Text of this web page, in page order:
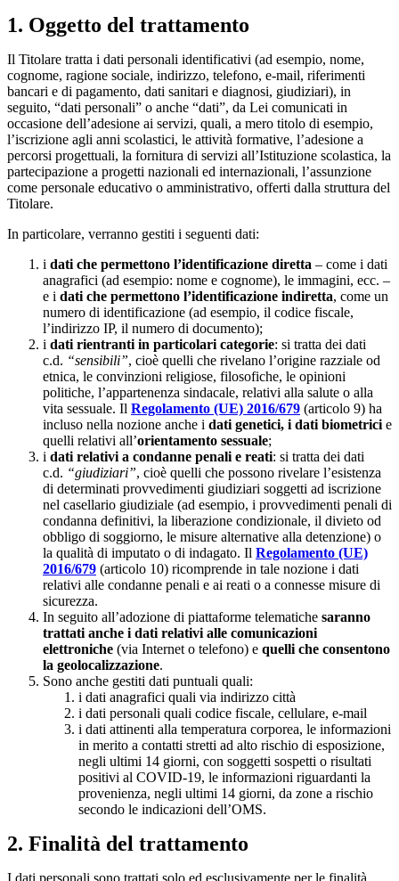
1. Oggetto del trattamento
Il Titolare tratta i dati personali identificativi (ad esempio, nome,
cognome, ragione sociale, indirizzo, telefono, e-mail, riferimenti
bancari e di pagamento, dati sanitari e diagnosi, giudiziari), in
seguito, “dati personali” o anche “dati”, da Lei comunicati in
occasione dell’adesione ai servizi, quali, a mero titolo di esempio,
l’iscrizione agli anni scolastici, le attività formative, l’adesione a
percorsi progettuali, la fornitura di servizi all’Istituzione scolastica, la
partecipazione a progetti nazionali ed internazionali, l’assunzione
come personale educativo o amministrativo, offerti dalla struttura del
Titolare.
In particolare, verranno gestiti i seguenti dati:
i dati che permettono l’identificazione diretta – come i dati
anagrafici (ad esempio: nome e cognome), le immagini, ecc. –
e i dati che permettono l’identificazione indiretta, come un
numero di identificazione (ad esempio, il codice fiscale,
l’indirizzo IP, il numero di documento);
i dati rientranti in particolari categorie: si tratta dei dati
c.d. “sensibili”, cioè quelli che rivelano l’origine razziale od
etnica, le convinzioni religiose, filosofiche, le opinioni
politiche, l’appartenenza sindacale, relativi alla salute o alla
vita sessuale. Il Regolamento (UE) 2016/679 (articolo 9) ha
incluso nella nozione anche i dati genetici, i dati biometrici e
quelli relativi all’orientamento sessuale;
i dati relativi a condanne penali e reati: si tratta dei dati
c.d. “giudiziari”, cioè quelli che possono rivelare l’esistenza
di determinati provvedimenti giudiziari soggetti ad iscrizione
nel casellario giudiziale (ad esempio, i provvedimenti penali di
condanna definitivi, la liberazione condizionale, il divieto od
obbligo di soggiorno, le misure alternative alla detenzione) o
la qualità di imputato o di indagato. Il Regolamento (UE)
2016/679 (articolo 10) ricomprende in tale nozione i dati
relativi alle condanne penali e ai reati o a connesse misure di
sicurezza.
In seguito all’adozione di piattaforme telematiche saranno
trattati anche i dati relativi alle comunicazioni
elettroniche (via Internet o telefono) e quelli che consentono
la geolocalizzazione.
Sono anche gestiti dati puntuali quali:
i dati anagrafici quali via indirizzo città
i dati personali quali codice fiscale, cellulare, e-mail
i dati attinenti alla temperatura corporea, le informazioni
in merito a contatti stretti ad alto rischio di esposizione,
negli ultimi 14 giorni, con soggetti sospetti o risultati
positivi al COVID-19, le informazioni riguardanti la
provenienza, negli ultimi 14 giorni, da zone a rischio
secondo le indicazioni dell’OMS.
2. Finalità del trattamento